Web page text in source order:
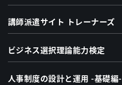
講師派遣サイト トレーナーズ
ビジネス選択理論能力検定
人事制度の設計と運用 -基礎編-